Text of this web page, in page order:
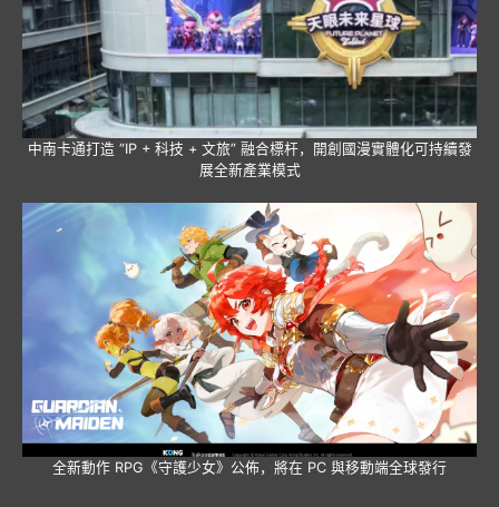
中南卡通打造 “IP + 科技 + 文旅” 融合標杆，開創國漫實體化可持續發
展全新產業模式
全新動作 RPG《守護少女》公佈，將在 PC 與移動端全球發行